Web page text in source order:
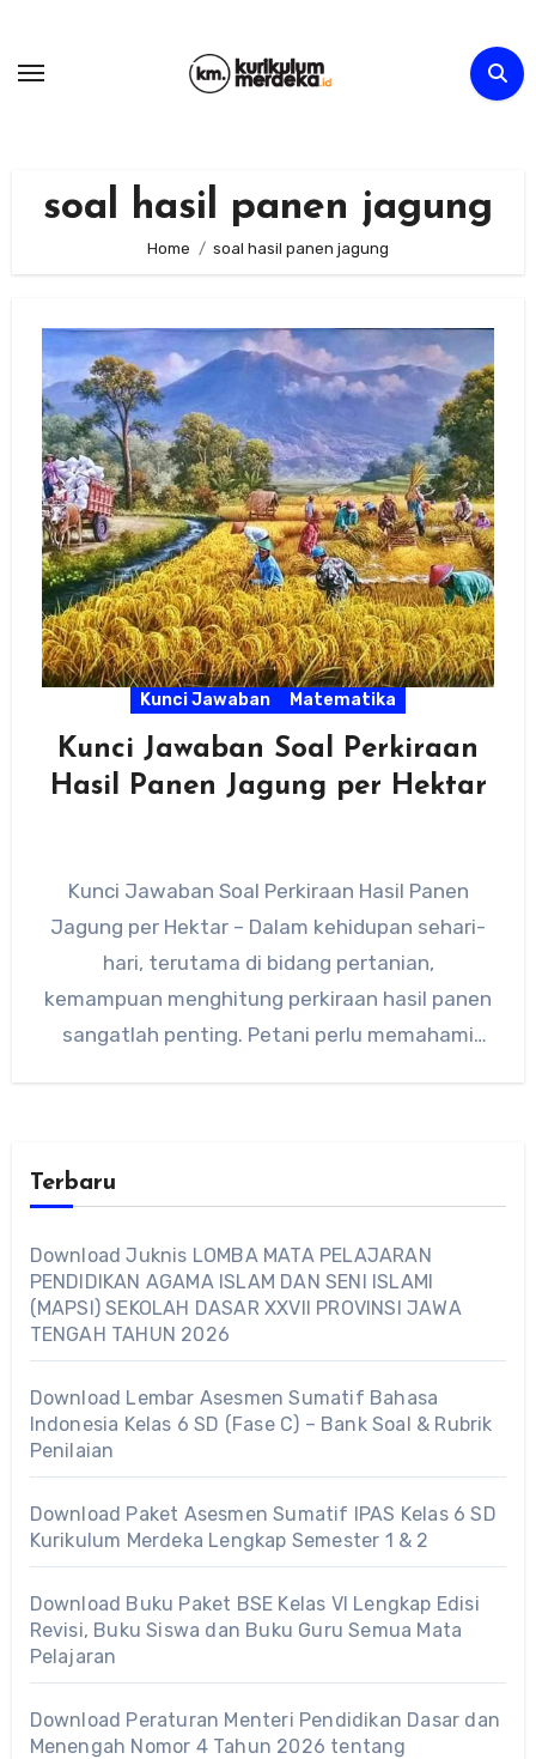
content
soal hasil panen jagung
Home soal hasil panen jagung
Kunci Jawaban Matematika
Kunci Jawaban Soal Perkiraan
Hasil Panen Jagung per Hektar
Kunci Jawaban Soal Perkiraan Hasil Panen
Jagung per Hektar – Dalam kehidupan sehari-
hari, terutama di bidang pertanian,
kemampuan menghitung perkiraan hasil panen
sangatlah penting. Petani perlu memahami
Terbaru
Download Juknis LOMBA MATA PELAJARAN
PENDIDIKAN AGAMA ISLAM DAN SENI ISLAMI
(MAPSI) SEKOLAH DASAR XXVII PROVINSI JAWA
TENGAH TAHUN 2026
Download Lembar Asesmen Sumatif Bahasa
Indonesia Kelas 6 SD (Fase C) – Bank Soal & Rubrik
Penilaian
Download Paket Asesmen Sumatif IPAS Kelas 6 SD
Kurikulum Merdeka Lengkap Semester 1 & 2
Download Buku Paket BSE Kelas VI Lengkap Edisi
Revisi, Buku Siswa dan Buku Guru Semua Mata
Pelajaran
Download Peraturan Menteri Pendidikan Dasar dan
Menengah Nomor 4 Tahun 2026 tentang